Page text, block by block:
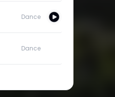
Dance
Dance